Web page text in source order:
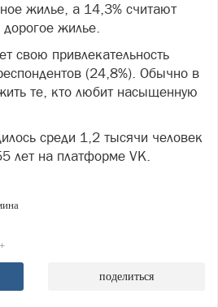
жилье, а 14,3% считают
жилье.
свою привлекательность
(24,8%). Обычно в
те, кто любит насыщенную
среди 1,2 тысячи человек
лет на платформе VK.
поделиться